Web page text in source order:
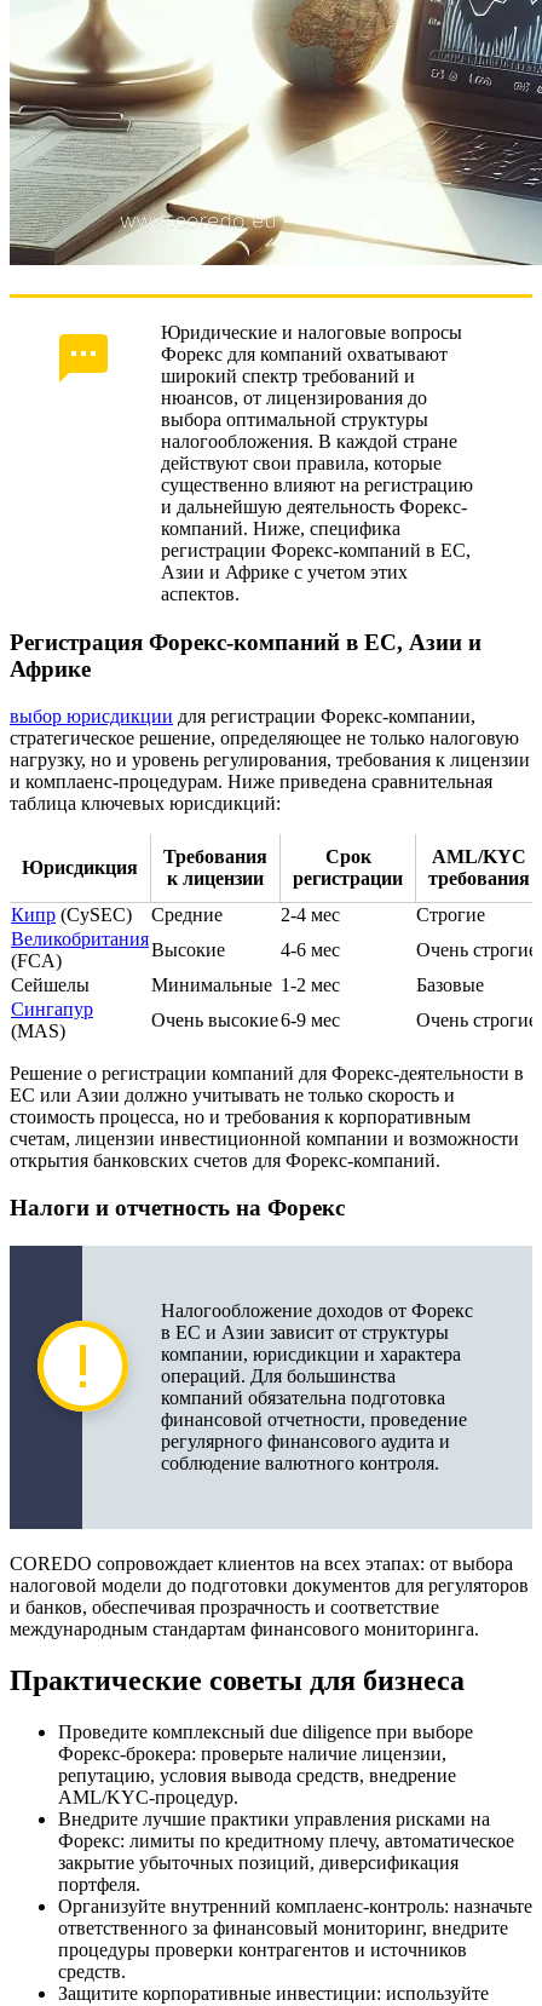
Юридические и налоговые вопросы
Форекс для компаний охватывают
широкий спектр требований и
нюансов, от лицензирования до
выбора оптимальной структуры
налогообложения. В каждой стране
действуют свои правила, которые
существенно влияют на регистрацию
и дальнейшую деятельность Форекс-
компаний. Ниже, специфика
регистрации Форекс-компаний в ЕС,
Азии и Африке с учетом этих
аспектов.
Регистрация Форекс-компаний в ЕС, Азии и
Африке
выбор юрисдикции для регистрации Форекс-компании,
стратегическое решение, определяющее не только налоговую
нагрузку, но и уровень регулирования, требования к лицензии
и комплаенс-процедурам. Ниже приведена сравнительная
таблица ключевых юрисдикций:
Юрисдикция
Требования
к лицензии
Срок
регистрации
AML/KYC
требования
Кипр (CySEC) Средние 2-4 мес
Строгие
Великобритания
(FCA)
Высокие 4-6 мес
Очень строгие
Сейшелы
Минимальные 1-2 мес
Базовые
Сингапур
(MAS)
Очень высокие6-9 мес Очень строгие
Решение о регистрации компаний для Форекс-деятельности в
ЕС или Азии должно учитывать не только скорость и
стоимость процесса, но и требования к корпоративным
счетам, лицензии инвестиционной компании и возможности
открытия банковских счетов для Форекс-компаний.
Налоги и отчетность на Форекс
Налогообложение доходов от Форекс
в ЕС и Азии зависит от структуры
компании, юрисдикции и характера
операций. Для большинства
компаний обязательна подготовка
финансовой отчетности, проведение
регулярного финансового аудита и
соблюдение валютного контроля.
COREDO сопровождает клиентов на всех этапах: от выбора
налоговой модели до подготовки документов для регуляторов
и банков, обеспечивая прозрачность и соответствие
международным стандартам финансового мониторинга.
Практические советы для бизнеса
Проведите комплексный due diligence при выборе
Форекс-брокера: проверьте наличие лицензии,
репутацию, условия вывода средств, внедрение
AML/KYC-процедур.
Внедрите лучшие практики управления рисками на
Форекс: лимиты по кредитному плечу, автоматическое
закрытие убыточных позиций, диверсификация
портфеля.
Организуйте внутренний комплаенс-контроль: назначьте
ответственного за финансовый мониторинг, внедрите
процедуры проверки контрагентов и источников
средств.
Защитите корпоративные инвестиции: используйте